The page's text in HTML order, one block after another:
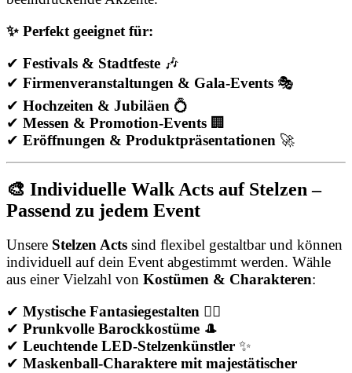
✨ Perfekt geeignet für:
✔ Festivals & Stadtfeste 🎶
✔ Firmenveranstaltungen & Gala-Events 🎭
✔ Hochzeiten & Jubiläen 💍
✔ Messen & Promotion-Events 🏢
✔ Eröffnungen & Produktpräsentationen 🚀
🎨 Individuelle Walk Acts auf Stelzen –
Passend zu jedem Event
Unsere Stelzen Acts sind flexibel gestaltbar und können
individuell auf dein Event abgestimmt werden. Wähle
aus einer Vielzahl von Kostümen & Charakteren:
✔ Mystische Fantasiegestalten 🧚‍♀️
✔ Prunkvolle Barockkostüme 🎩
✔ Leuchtende LED-Stelzenkünstler ✨
✔ Maskenball-Charaktere mit majestätischer